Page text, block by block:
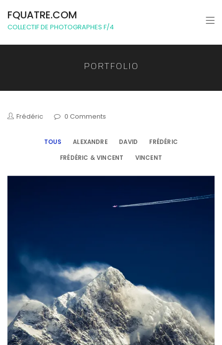
FQUATRE.COM
COLLECTIF DE PHOTOGRAPHES F/4
PORTFOLIO
Frédéric 0 Comments
TOUS ALEXANDRE DAVID FRÉDÉRIC
FRÉDÉRIC & VINCENT VINCENT